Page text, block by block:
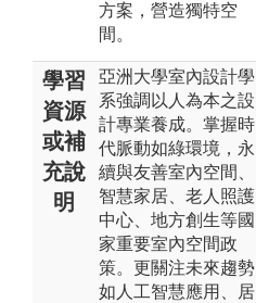
方案，營造獨特空
間。
學習
資源
或補
充說
明
亞洲大學室內設計學
系強調以人為本之設
計專業養成。掌握時
代脈動如綠環境，永
續與友善室內空間、
智慧家居、老人照護
中心、地方創生等國
家重要室內空間政
策。更關注未來趨勢
如人工智慧應用、居